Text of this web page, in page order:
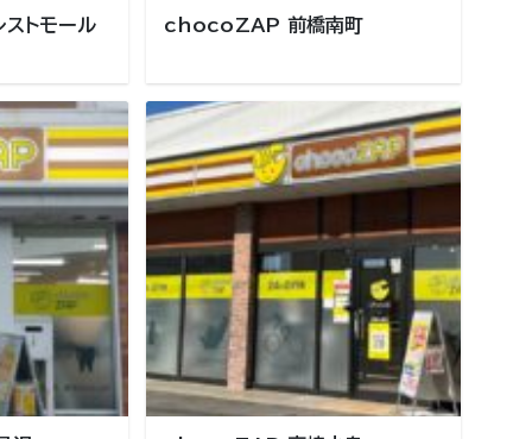
トモール chocoZAP 前橋南町